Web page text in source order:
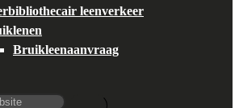
leenverkeer
Bruikleenaanvraag